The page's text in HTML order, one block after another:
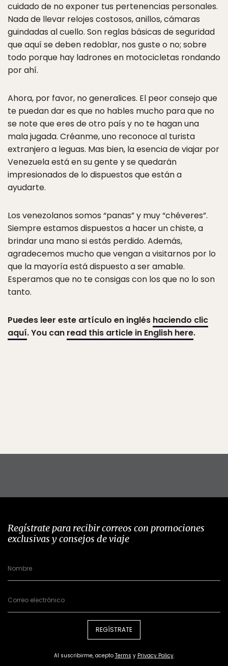
cuidado de no exponer tus pertenencias personales.
Nada de llevar relojes costosos, anillos, cámaras
guindadas al cuello. Son reglas básicas de seguridad
que aquí se deben redoblar, nos guste o no; sobre
todo porque hay ladrones en motocicletas rondando
por ahí.
Ahora, por favor, no generalices. El peor consejo que
te puedan dar es que no hables mucho para que no
se note que eres de otro país y no te hagan una
mala jugada. Créanme, uno reconoce al turista
extranjero a leguas. Mas bien, la esencia de viajar por
Venezuela está en su gente y se quedarán
impresionados de lo dispuestos que están a
ayudarte.
Los venezolanos somos “panas” y muy “chéveres”.
Siempre estamos dispuestos a hacer un chiste, a
brindar una mano si estás perdido. Además,
agradecemos mucho que vengan a visitarnos por lo
que la mayoría está dispuesto a ser amable.
Esperamos que no te consigas con los que no lo son
tanto.
Puedes leer este artículo en inglés haciendo clic
aquí. You can read this article in English here.
Regístrate para recibir correos con promociones
exclusivas y consejos de viaje
REGÍSTRATE
Al suscribirme, acepto Terms y Privacy Policy.